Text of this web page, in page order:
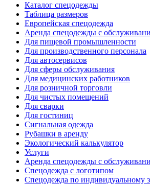
Каталог спецодежды
Таблица размеров
Европейская спецодежда
Аренда спецодежды с
Для пищевой промышленности
Для производственного персонала
Для автосервисов
Для сферы обслуживания
Для медицинских работников
Для розничной торговли
Для чистых помещений
Для сварки
Для гостиниц
Сигнальная одежда
Рубашки в аренду
Экологический калькулятор
Услуги
Аренда спецодежды с
Спецодежда с логотипом
Спецодежда по индивидуальному